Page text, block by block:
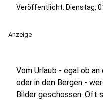
Veröffentlicht: Dienstag,
Anzeige
Vom Urlaub - egal ob
oder in den Bergen -
Bilder geschossen. Oft